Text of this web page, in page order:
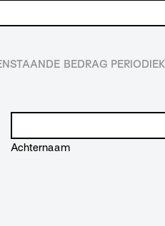
BEDRAG
Achternaam